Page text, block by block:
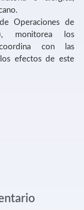
Operaciones de
monitorea los
con las
efectos de este